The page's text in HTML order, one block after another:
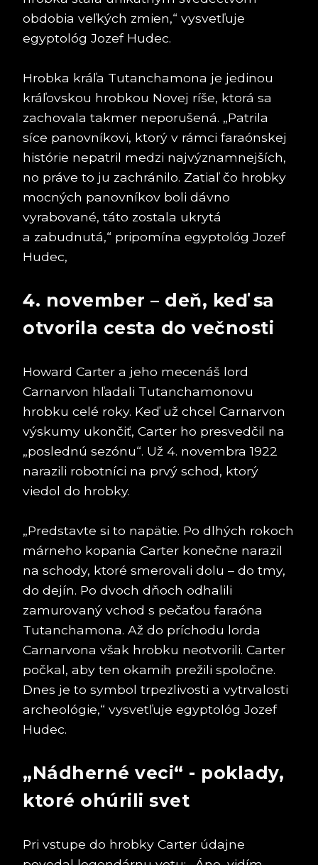
obdobia veľkých zmien,“ vysvetľuje
egyptológ Jozef Hudec.
Hrobka kráľa Tutanchamona je jedinou
kráľovskou hrobkou Novej ríše, ktorá sa
zachovala takmer neporušená. „Patrila
síce panovníkovi, ktorý v rámci faraónskej
histórie nepatril medzi najvýznamnejších,
no práve to ju zachránilo. Zatiaľ čo hrobky
mocných panovníkov boli dávno
vyrabované, táto zostala ukrytá
a zabudnutá,“ pripomína egyptológ Jozef
Hudec,
4. november – deň, keď sa
otvorila cesta do večnosti
Howard Carter a jeho mecenáš lord
Carnarvon hľadali Tutanchamonovu
hrobku celé roky. Keď už chcel Carnarvon
výskumy ukončiť, Carter ho presvedčil na
„poslednú sezónu“. Už 4. novembra 1922
narazili robotníci na prvý schod, ktorý
viedol do hrobky.
„Predstavte si to napätie. Po dlhých rokoch
márneho kopania Carter konečne narazil
na schody, ktoré smerovali dolu – do tmy,
do dejín. Po dvoch dňoch odhalili
zamurovaný vchod s pečaťou faraóna
Tutanchamona. Až do príchodu lorda
Carnarvona však hrobku neotvorili. Carter
počkal, aby ten okamih prežili spoločne.
Dnes je to symbol trpezlivosti a vytrvalosti
archeológie,“ vysvetľuje egyptológ Jozef
Hudec.
„Nádherné veci“ - poklady,
ktoré ohúrili svet
Pri vstupe do hrobky Carter údajne